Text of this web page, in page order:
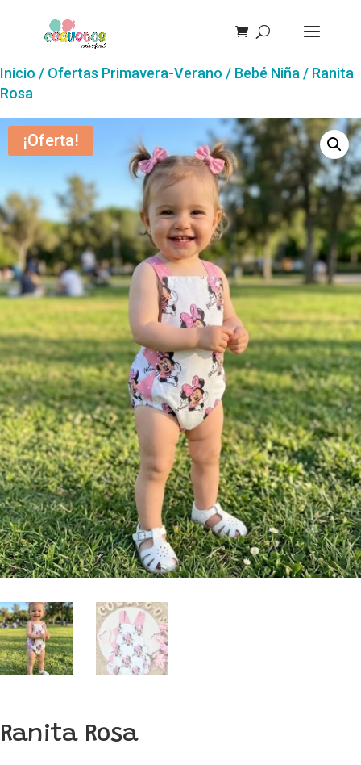
Inicio / Ofertas Primavera-Verano / Bebé Niña / Ranita
Rosa
¡Oferta!
Ranita Rosa